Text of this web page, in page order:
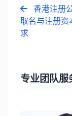
香港注册
取名与注册资
求
专业团队服